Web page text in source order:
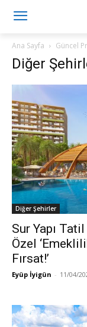
Ana Sayfa Güncel
Diğer
Diğer Şehirler
Sur Yapı
Özel
Fırsat!’
Eyüp İyigün - 11/04/